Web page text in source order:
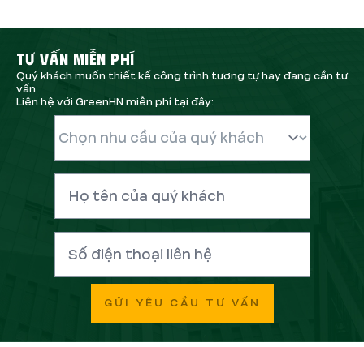
TƯ VẤN MIỄN PHÍ
Quý khách muốn thiết kế công trình tương tự hay đang cần tư
vấn.
Liên hệ với GreenHN miễn phí tại đây:
GỬI YÊU CẦU TƯ VẤN